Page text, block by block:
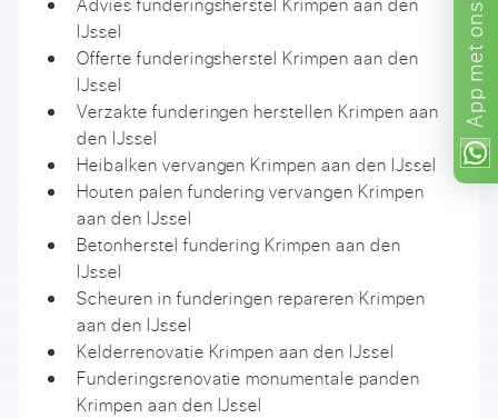
App
met
ons!
IJssel
Offerte funderingsherstel Krimpen aan den
IJssel
Verzakte funderingen herstellen Krimpen aan
den IJssel
Heibalken vervangen Krimpen aan den IJssel
Houten palen fundering vervangen Krimpen
aan den IJssel
Betonherstel fundering Krimpen aan den
IJssel
Scheuren in funderingen repareren Krimpen
aan den IJssel
Kelderrenovatie Krimpen aan den IJssel
Funderingsrenovatie monumentale panden
Krimpen aan den IJssel